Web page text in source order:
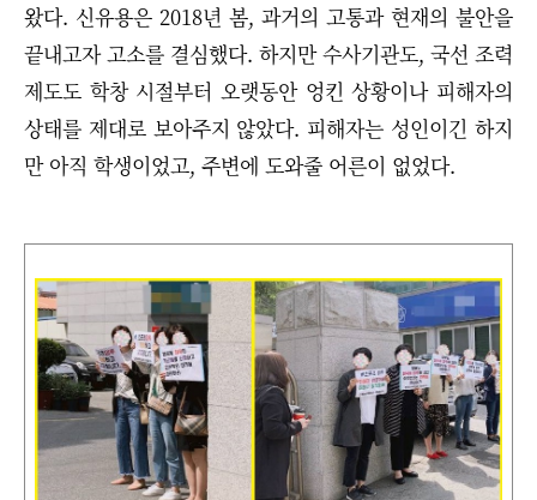
왔다. 신유용은 2018년 봄, 과거의 고통과 현재의 불안을
끝내고자 고소를 결심했다. 하지만 수사기관도, 국선 조력
제도도 학창 시절부터 오랫동안 엉킨 상황이나 피해자의
상태를 제대로 보아주지 않았다. 피해자는 성인이긴 하지
만 아직 학생이었고, 주변에 도와줄 어른이 없었다.